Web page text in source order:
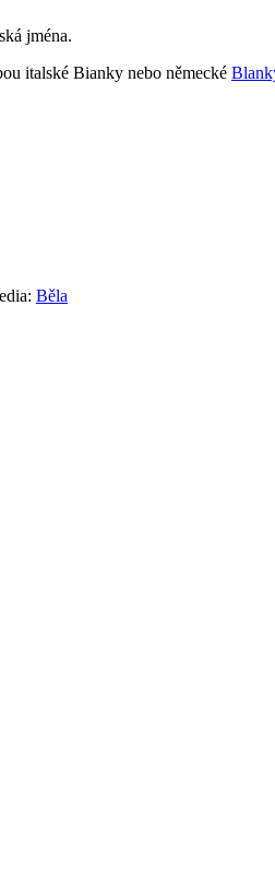
jména.
italské Bianky nebo německé
Běla